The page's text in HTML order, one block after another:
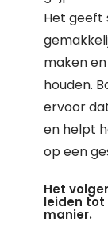
Het geeft
maken
houden.
ervoor
en helpt
op een
Het
leiden tot
manier.